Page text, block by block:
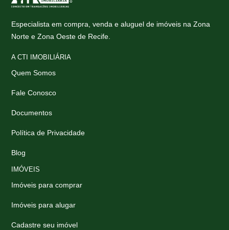
Especialista em compra, venda e aluguel de imóveis na Zona
Norte e Zona Oeste de Recife.
A CTI IMOBILIÁRIA
Quem Somos
Fale Conosco
Documentos
Política de Privacidade
Blog
IMÓVEIS
Imóveis para comprar
Imóveis para alugar
Cadastre seu imóvel